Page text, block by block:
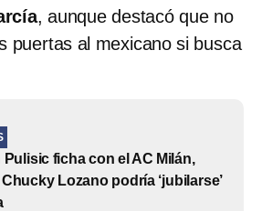
, aunque destacó que no
puertas al mexicano si busca
ficha con el AC Milán,
Lozano podría ‘jubilarse’